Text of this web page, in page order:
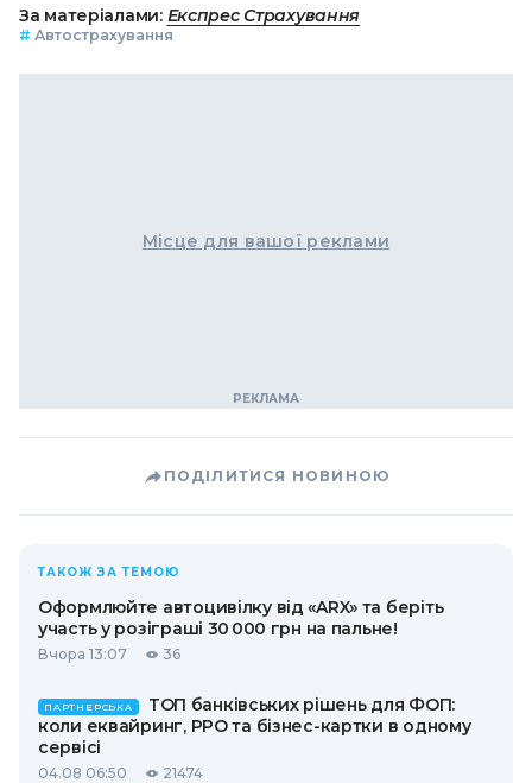
За матеріалами: Експрес Страхування
# Автострахування
Місце для вашої реклами
ПОДІЛИТИСЯ НОВИНОЮ
ТАКОЖ ЗА ТЕМОЮ
Оформлюйте автоцивілку від «ARX» та беріть
участь у розіграші 30 000 грн на пальне!
Вчора 13:07 36
ПАРТНЕРСЬКА
ТОП банківських рішень для ФОП:
коли еквайринг, РРО та бізнес-картки в одному
сервісі
04.08 06:50 21474